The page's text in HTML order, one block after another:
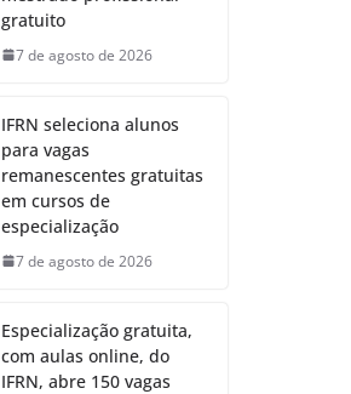
gratuito
7 de agosto de 2026
IFRN seleciona alunos
para vagas
remanescentes gratuitas
em cursos de
especialização
7 de agosto de 2026
Especialização gratuita,
com aulas online, do
IFRN, abre 150 vagas